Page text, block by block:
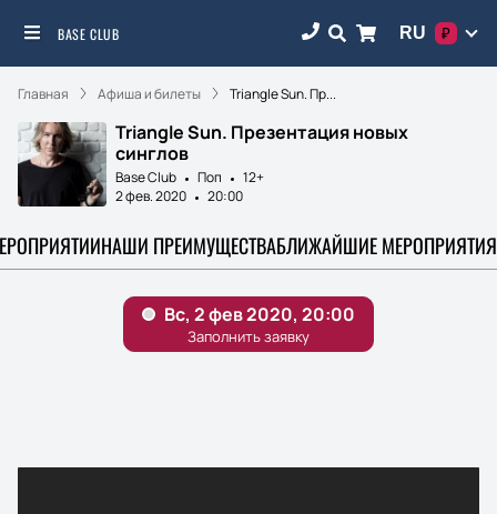
BASE CLUB RU ₽
Главная Афиша и билеты Triangle Sun. Пр...
Triangle Sun. Презентация новых
синглов
Base Club Поп
12+
2 фев. 2020
20:00
НАШИ ПРЕИМУЩЕСТВАБЛИЖАЙШИЕ МЕРОПРИЯТИЯ